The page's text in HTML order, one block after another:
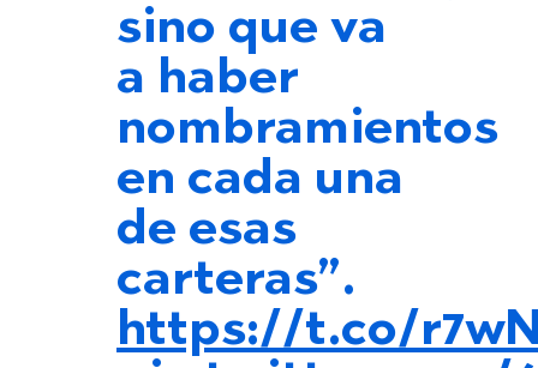
sino que va
a haber
nombramientos
en cada una
de esas
carteras”.
https://t.co/